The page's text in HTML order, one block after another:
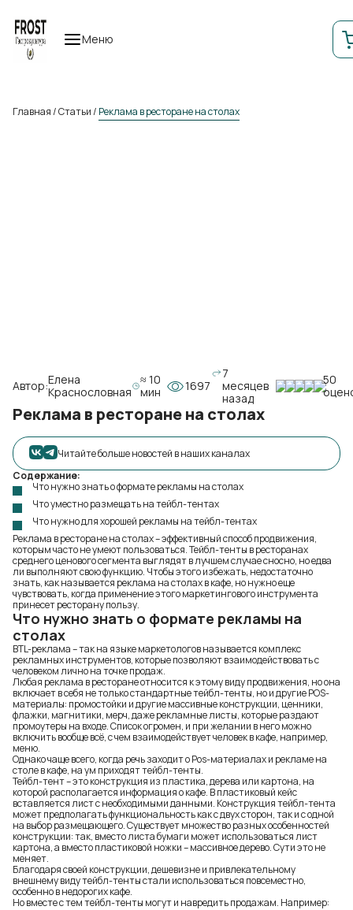
Меню
Главная/Статьи/ Реклама в ресторане на столах
Автор:Елена
Краснословная
≈ 10
мин
1697
7
месяцев
назад
50
Реклама в ресторане на столах
Читайте больше новостей в наших каналах
Содержание:
Что нужно знать о формате рекламы на столах
Что уместно размещать на тейбл-тентах
Что нужно для хорошей рекламы на тейбл-тентах
Реклама в ресторане на столах – эффективный способ продвижения,
которым часто не умеют пользоваться. Тейбл-тенты в ресторанах
среднего ценового сегмента выглядят в лучшем случае сносно, но едва
ли выполняют свою функцию. Чтобы этого избежать, недостаточно
знать, как называется реклама на столах в кафе, но нужно еще
чувствовать, когда применение этого маркетингового инструмента
принесет ресторану пользу.
Что нужно знать о формате рекламы на
столах
BTL-реклама – так на языке маркетологов называется комплекс
рекламных инструментов, которые позволяют взаимодействовать с
человеком лично на точке продаж.
Любая реклама в ресторане относится к этому виду продвижения, но она
включает в себя не только стандартные тейбл-тенты, но и другие POS-
материалы: промостойки и другие массивные конструкции, ценники,
флажки, магнитики, мерч, даже рекламные листы, которые раздают
промоутеры на входе. Список огромен, и при желании в него можно
включить вообще всё, с чем взаимодействует человек в кафе, например,
меню.
Однако чаще всего, когда речь заходит о Pos-материалах и рекламе на
столе в кафе, на ум приходят тейбл-тенты.
Тейбл-тент – это конструкция из пластика, дерева или картона, на
которой располагается информация о кафе. В пластиковый кейс
вставляется лист с необходимыми данными. Конструкция тейбл-тента
может предполагать функциональность как с двух сторон, так и с одной
на выбор размещающего. Существует множество разных особенностей
конструкции: так, вместо листа бумаги может использоваться лист
картона, а вместо пластиковой ножки – массивное дерево. Сути это не
меняет.
Благодаря своей конструкции, дешевизне и привлекательному
внешнему виду тейбл-тенты стали использоваться повсеместно,
особенно в недорогих кафе.
Но вместе с тем тейбл-тенты могут и навредить продажам. Например: